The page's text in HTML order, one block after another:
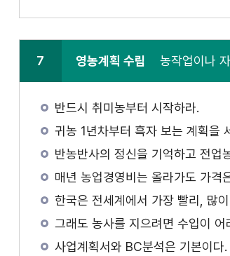
7 영농계획 수립 농작업이나
반드시 취미농부터 시작하라.
귀농 1년차부터 흑자 보는 계획을
반농반사의 정신을 기억하고 전업
매년 농업경영비는 올라가도 가격
한국은 전세계에서 가장 빨리, 많
그래도 농사를 지으려면 수입이
사업계획서와 BC분석은 기본이다.